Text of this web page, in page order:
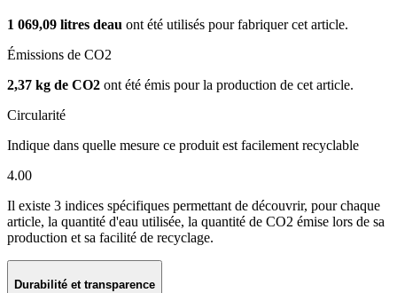
1 069,09 litres deau ont été utilisés pour fabriquer cet article.
Émissions de CO2
2,37 kg de CO2 ont été émis pour la production de cet article.
Circularité
Indique dans quelle mesure ce produit est facilement recyclable
4.00
Il existe 3 indices spécifiques permettant de découvrir, pour chaque
article, la quantité d'eau utilisée, la quantité de CO2 émise lors de sa
production et sa facilité de recyclage.
Durabilité et transparence